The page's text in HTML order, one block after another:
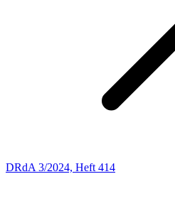
DRdA 3/2024, Heft 414